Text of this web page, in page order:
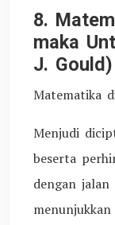
8.
maka
J. Gould)
Matematika
Menjudi
beserta
dengan